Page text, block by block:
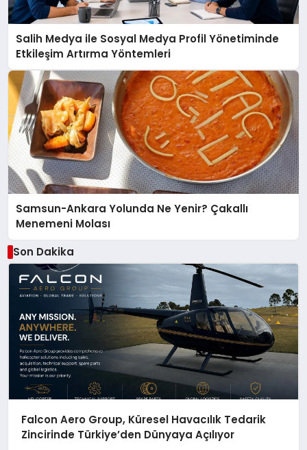
Salih Medya ile Sosyal Medya Profil Yönetiminde
Etkileşim Artırma Yöntemleri
Samsun-Ankara Yolunda Ne Yenir? Çakallı
Menemeni Molası
Son Dakika
Falcon Aero Group, Küresel Havacılık Tedarik
Zincirinde Türkiye’den Dünyaya Açılıyor